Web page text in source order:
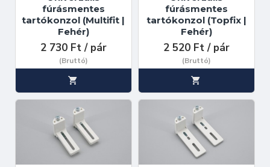
fúrásmentes
tartókonzol (Multifit |
Fehér)
2 730 Ft / pár
(Bruttó)
fúrásmentes
tartókonzol (Topfix |
Fehér)
2 520 Ft / pár
(Bruttó)